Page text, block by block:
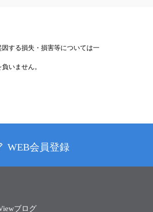
する損失・損害等については一
いません。
WEB会員登録
ブログ